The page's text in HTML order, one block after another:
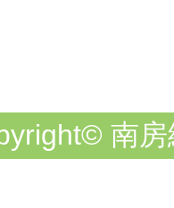
南